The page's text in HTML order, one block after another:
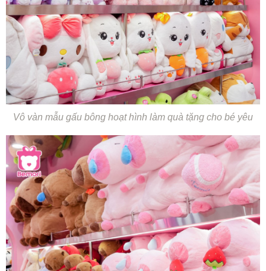
Vô vàn mẫu gấu bông hoạt hình làm quà tặng cho bé yêu